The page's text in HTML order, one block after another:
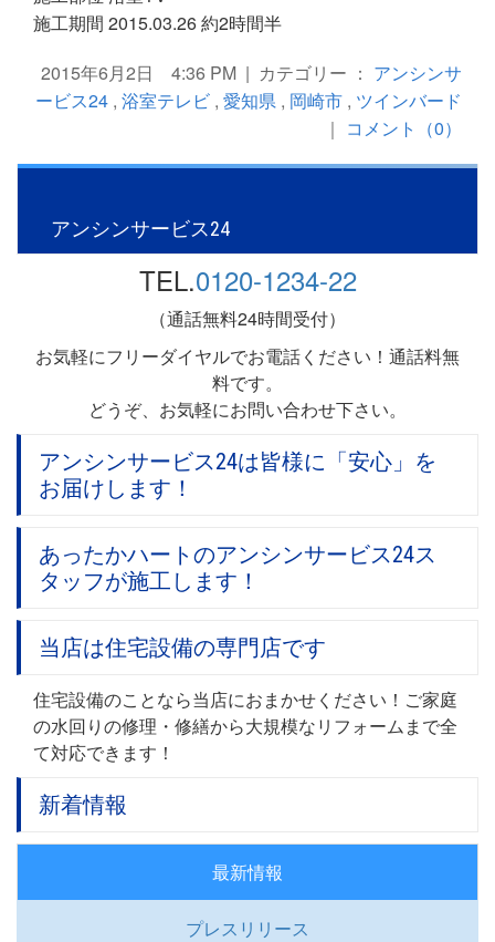
施工期間 2015.03.26 約2時間半
2015年6月2日 4:36 PM | カテゴリー ： アンシンサ
ービス24 , 浴室テレビ , 愛知県 , 岡崎市 , ツインバード
｜ コメント（0）
«名古屋市中区【ツインバード】浴室テレビ取替工事
アンシンサービス24
TEL.0120-1234-22
（通話無料24時間受付）
お気軽にフリーダイヤルでお電話ください！通話料無
料です。
どうぞ、お気軽にお問い合わせ下さい。
アンシンサービス24は皆様に「安心」を
お届けします！
あったかハートのアンシンサービス24ス
タッフが施工します！
当店は住宅設備の専門店です
住宅設備のことなら当店におまかせください！ご家庭
の水回りの修理・修繕から大規模なリフォームまで全
て対応できます！
新着情報
最新情報
プレスリリース